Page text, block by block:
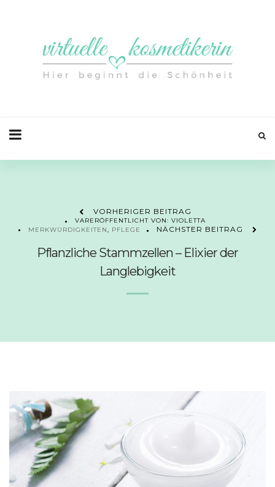
VORHERIGER BEITRAG
VARERÖFFENTLICHT VON: VIOLETTA
MERKWÜRDIGKEITEN, PFLEGE NÄCHSTER BEITRAG
Pflanzliche Stammzellen – Elixier der
Langlebigkeit